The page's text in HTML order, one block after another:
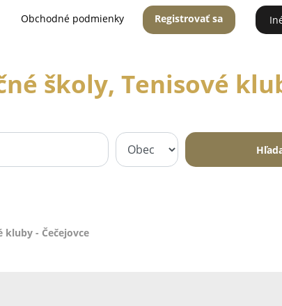
Obchodné podmienky Registrovať sa
školy, Tenisové
kluby - Čečejovce